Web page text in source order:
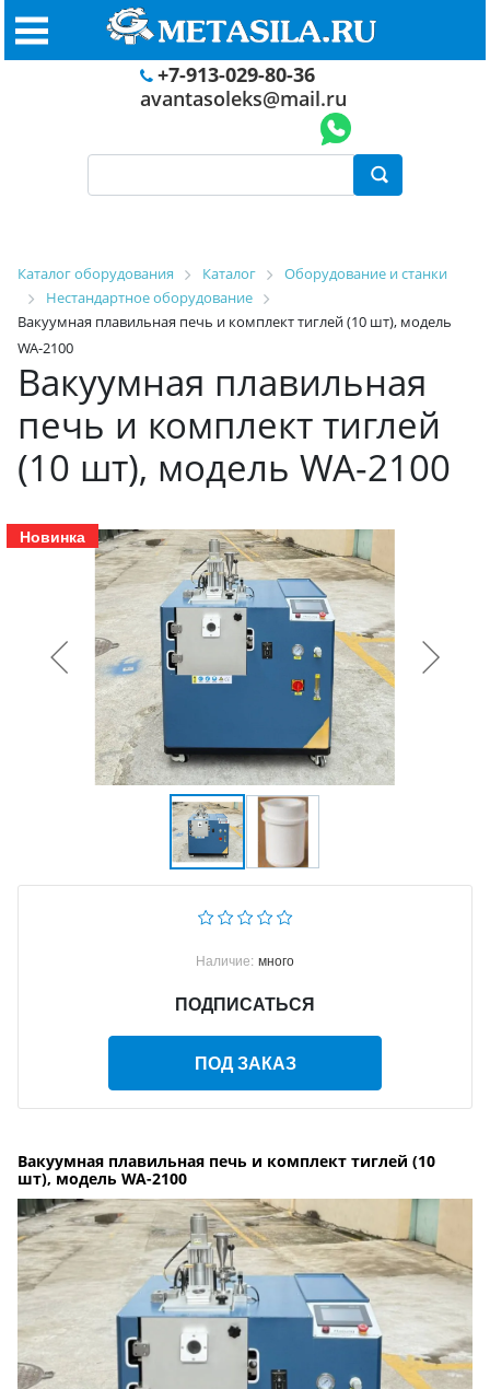
+7-913-029-80-36
avantasoleks@mail.ru
Каталог оборудования Каталог
Оборудование и станки
Нестандартное оборудование
Вакуумная плавильная печь и комплект тиглей (10 шт), модель
WA-2100
Вакуумная плавильная
печь и комплект тиглей
(10 шт), модель WA-2100
Новинка
Наличие: много
ПОДПИСАТЬСЯ
ПОД ЗАКАЗ
Вакуумная плавильная печь и комплект тиглей (10
шт), модель WA-2100